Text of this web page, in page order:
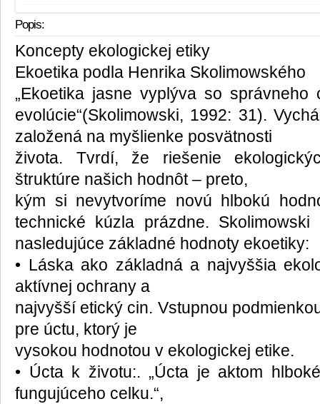
Popis:
Koncepty ekologickej etiky
Ekoetika podla Henrika Skolimowského
„Ekoetika jasne vyplýva so
evolúcie“(Skolimowski, 1992: 31).
založená na myšlienke posvätnosti
života. Tvrdí, že riešenie
štruktúre našich hodnôt – preto,
kým si nevytvoríme novú hlbokú
technické kúzla prázdne.
nasledujúce základné hodnoty ekoetiky:
• Láska ako základná a najvyššia
aktívnej ochrany a
najvyšší etický cin. Vstupnou
pre úctu, ktorý je
vysokou hodnotou v ekologickej etike.
• Úcta k životu:. „Úcta je aktom
fungujúceho celku.“,